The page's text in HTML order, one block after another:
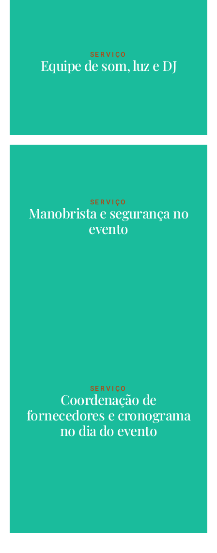
SERVIÇO
Equipe de som, luz e DJ
VER MAIS
SERVIÇO
Manobrista e segurança no
evento
VER MAIS
SERVIÇO
Coordenação de
fornecedores e cronograma
no dia do evento
VER MAIS